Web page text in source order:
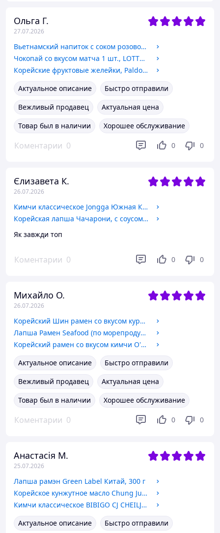
Ольга Г.
27.07.2026
Вьетнамский напиток с соком розовой гуавы, Sagiko 320 мл
Чокопай со вкусом матча 1 шт., LOTTE, 28 г
Корейские фруктовые желейки, Paldo, 53 г.
Актуальное описание
Быстро отправили
Вежливый продавец
Актуальная цена
Товар был в наличии
Хорошее обслуживание
Коментарии 0 0 0
Єлизавета К.
26.07.2026
Кимчи классическое Jongga Южная Корея, 160 г
Корейская лапша Чачарони, с соусом чаджан, 140 г, TM Samyang
Як завжди топ
Коментарии 0 0 0
Михайло О.
26.07.2026
Корейский Шин рамен со вкусом курицы острый, 120 г, Nongshim
Лапша Рамен Seafood (по морепродуктам) 125 г ТМ Nongshim
Корейский рамен со вкусом кимчи O'Food 144 г
Актуальное описание
Быстро отправили
Вежливый продавец
Актуальная цена
Товар был в наличии
Хорошее обслуживание
Коментарии 0 0 0
Анастасія М.
25.07.2026
Лапша рамэн Green Label Китай, 300 г
Корейское кунжутное масло Chung Jung One 500 мл
Кимчи классическое BIBIGO CJ CHEILJEDANG Южная Корея, 150 г
Актуальное описание
Быстро отправили